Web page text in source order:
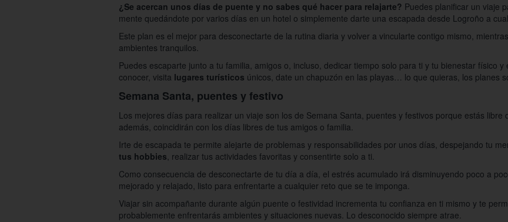
¿Se acercan unos días de puente y no sabes qué hacer para relajarte? Puedes planificar un viaje
mente quedándote por varios días en un hotel o simplemente darte una escapada desde Logroño a
Este plan es el mejor para desconectarte de la rutina diaria y volver a vincularte contigo mismo,
ambientes tranquilos.
Puedes escaparte junto a tu familia, amigos o, incluso, dedicar tiempo solo para ti y tu bienestar físico
conocer, visita lugares turísticos únicos, date un chapuzón en las playas… lo que quieras, los planes
Semana Santa, puentes y festivo
Los mejores días para realizar un viaje son los de Semana Santa, puentes y festivos porque estás libre
además, coincidirán con los días libres de tus amigos o familia.
Irte de escapada te permite alejarte de problemas y responsabilidades por unos días, despejando tu
tus hobbies, realizar tus actividades favoritas y consentirte solo a ti.
Como consecuencia de desconectarte de tu día a día, el estrés acumulado irá disminuyendo poco a
mejorado y relajado, listo para enfrentarte a cualquier reto que se te imponga.
Viajar sin acompañante durante algún puente o festividad incrementa tu confianza en ti mismo y te
probablemente enfrentarás ambientes y situaciones nuevas. Lo desconocido siempre atrae.